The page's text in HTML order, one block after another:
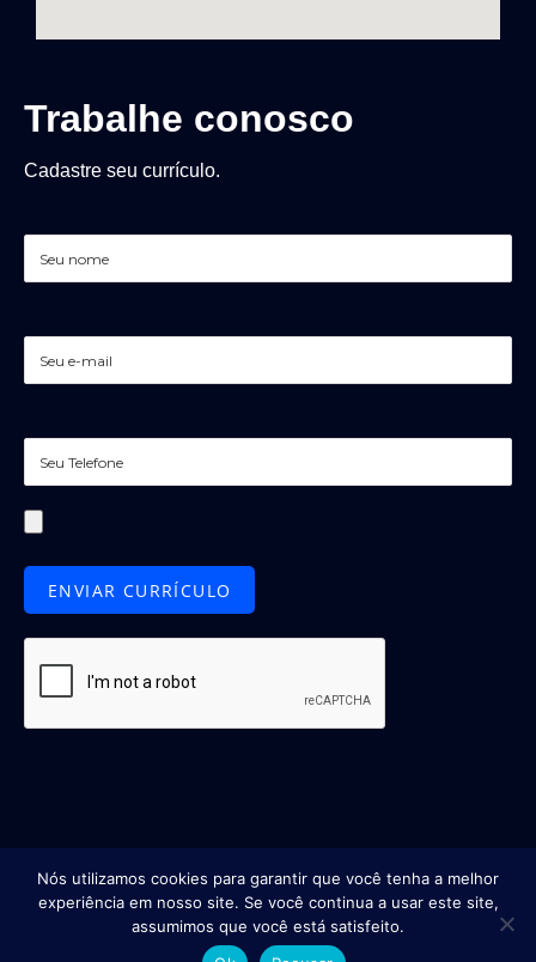
Trabalhe conosco
Cadastre seu currículo.
© 2026 Igarapé | Desenvolvido por
Nós utilizamos cookies para garantir que você tenha a melhor
experiência em nosso site. Se você continua a usar este site,
assumimos que você está satisfeito.